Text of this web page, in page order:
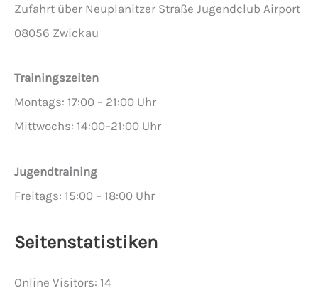
Zufahrt über Neuplanitzer Straße Jugendclub Airport
08056 Zwickau
Trainingszeiten
Montags: 17:00 – 21:00 Uhr
Mittwochs: 14:00–21:00 Uhr
Jugendtraining
Freitags: 15:00 – 18:00 Uhr
Seitenstatistiken
Online Visitors: 14